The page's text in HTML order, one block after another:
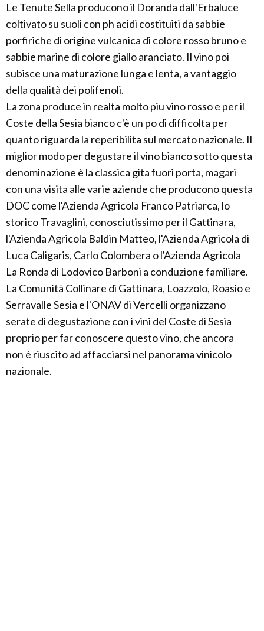
Le Tenute Sella producono il Doranda dall'Erbaluce
coltivato su suoli con ph acidi costituiti da sabbie
porfiriche di origine vulcanica di colore rosso bruno e
sabbie marine di colore giallo aranciato. Il vino poi
subisce una maturazione lunga e lenta, a vantaggio
della qualità dei polifenoli.
La zona produce in realta molto piu vino rosso e per il
Coste della Sesia bianco c'è un po di difficolta per
quanto riguarda la reperibilita sul mercato nazionale. Il
miglior modo per degustare il vino bianco sotto questa
denominazione è la classica gita fuori porta, magari
con una visita alle varie aziende che producono questa
DOC come l'Azienda Agricola Franco Patriarca, lo
storico Travaglini, conosciutissimo per il Gattinara,
l'Azienda Agricola Baldin Matteo, l'Azienda Agricola di
Luca Caligaris, Carlo Colombera o l'Azienda Agricola
La Ronda di Lodovico Barboni a conduzione familiare.
La Comunità Collinare di Gattinara, Loazzolo, Roasio e
Serravalle Sesia e l'ONAV di Vercelli organizzano
serate di degustazione con i vini del Coste di Sesia
proprio per far conoscere questo vino, che ancora
non è riuscito ad affacciarsi nel panorama vinicolo
nazionale.